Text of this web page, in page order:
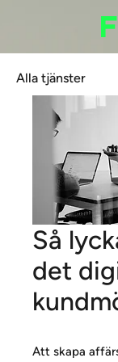
Alla tjänster
Så
det
Att skapa